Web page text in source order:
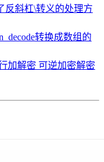
反斜杠\转义的处理方
转换成数组的
加解密 可逆加密解密